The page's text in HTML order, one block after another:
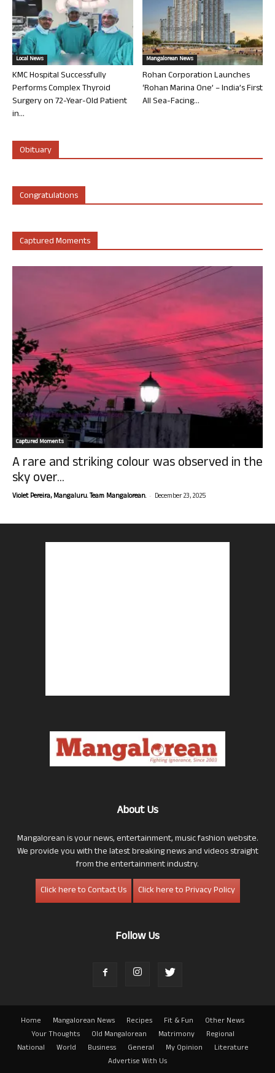
Local News
KMC Hospital Successfully
Performs Complex Thyroid
Surgery on 72-Year-Old Patient
in...
Mangalorean News
Rohan Corporation Launches
‘Rohan Marina One’ – India’s First
All Sea-Facing...
Obituary
Congratulations
Captured Moments
Captured Moments
A rare and striking colour was observed in the
sky over...
Violet Pereira, Mangaluru. Team Mangalorean. - December 23, 2025
About Us
Mangalorean is your news, entertainment, music fashion website.
We provide you with the latest breaking news and videos straight
from the entertainment industry.
Click here to Contact Us
Click here to Privacy Policy
Follow Us
Home Mangalorean News Recipes Fit & Fun
Other News
Your Thoughts
Old Mangalorean Matrimony
Regional
National
World Business General My Opinion
Literature
Advertise With Us